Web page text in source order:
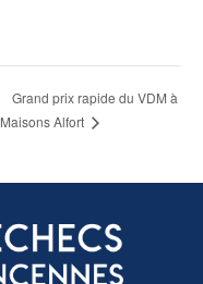
Grand prix rapide du VDM à
Maisons Alfort